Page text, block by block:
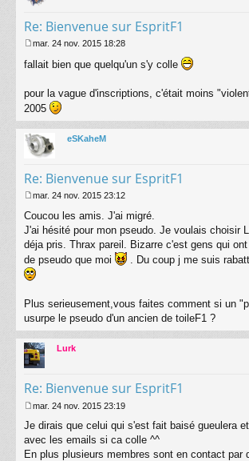
Re: Bienvenue sur EspritF1
g
mar. 24 nov. 2015 18:28
fallait bien que quelqu'un s'y colle
pour la vague d'inscriptions, c'était moins
2005
eSKaheM
Re: Bienvenue sur EspritF1
e
s
s
a
g
e
mar. 24 nov. 2015 23:12
Coucou les amis. J'ai migré.
J'ai hésité pour mon pseudo. Je voulais choisir
déja pris. Thrax pareil. Bizarre c'est gens qui
de pseudo que moi
. Du coup j me suis
Plus serieusement,vous faites comment si un
usurpe le pseudo d'un ancien de toileF1 ?
Lurk
Re: Bienvenue sur EspritF1
e
s
s
mar. 24 nov. 2015 23:19
Je dirais que celui qui s'est fait baisé gueulera
avec les emails si ca colle ^^
En plus plusieurs membres sont en contact par